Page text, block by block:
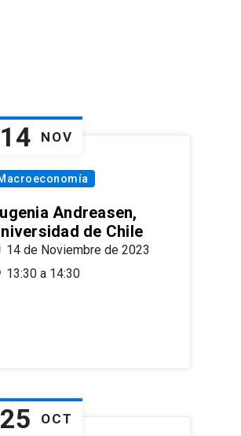
14 NOV
Andreasen,
de Chile
14 de Noviembre de 2023
13:30 a 14:30
25 OCT